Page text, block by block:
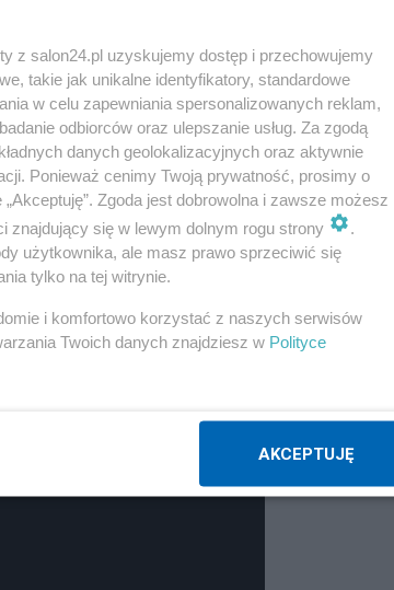
z salon24.pl uzyskujemy dostęp i przechowujemy
takie jak unikalne identyfikatory, standardowe
w celu zapewniania spersonalizowanych reklam,
odbiorców oraz ulepszanie usług. Za zgodą
danych geolokalizacyjnych oraz aktywnie
Ponieważ cenimy Twoją prywatność, prosimy o
Zgoda jest dobrowolna i zawsze możesz
znajdujący się w lewym dolnym rogu strony
.
użytkownika, ale masz prawo sprzeciwić się
tylko na tej witrynie.
i komfortowo korzystać z naszych serwisów
Twoich danych znajdziesz w Polityce
AKCEPTUJĘ